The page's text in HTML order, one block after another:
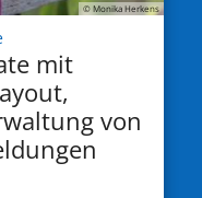
© Monika Herkens
:
mit
von